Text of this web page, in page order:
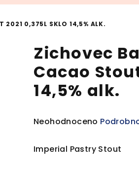
2021 0,375L SKLO 14,5% ALK.
Zichovec
Cacao
14,5% alk.
Průměrné
produktu
Neohodnoceno
Imperial Pastry Stout